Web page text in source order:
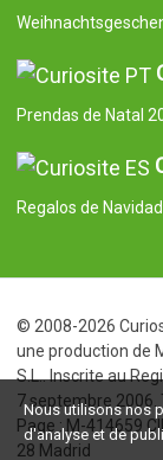
Prendas de Natal
Regalos de
© 2008-2026
une production de
S.L.. Inscrite au
7 septembre 2006.
Page : M-414659
28 Madrid
Nous utilisons nos
d'analyse et de